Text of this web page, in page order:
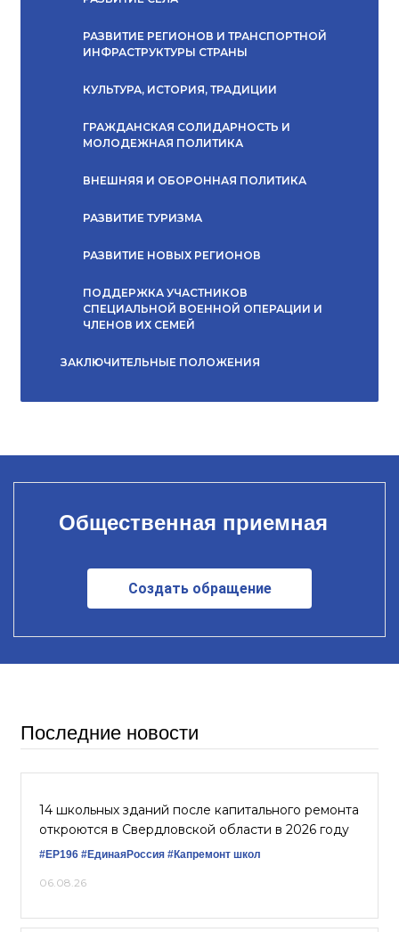
РАЗВИТИЕ РЕГИОНОВ И ТРАНСПОРТНОЙ
ИНФРАСТРУКТУРЫ СТРАНЫ
КУЛЬТУРА, ИСТОРИЯ, ТРАДИЦИИ
ГРАЖДАНСКАЯ СОЛИДАРНОСТЬ И
МОЛОДЕЖНАЯ ПОЛИТИКА
ВНЕШНЯЯ И ОБОРОННАЯ ПОЛИТИКА
РАЗВИТИЕ ТУРИЗМА
РАЗВИТИЕ НОВЫХ РЕГИОНОВ
ПОДДЕРЖКА УЧАСТНИКОВ
СПЕЦИАЛЬНОЙ ВОЕННОЙ ОПЕРАЦИИ И
ЧЛЕНОВ ИХ СЕМЕЙ
ЗАКЛЮЧИТЕЛЬНЫЕ ПОЛОЖЕНИЯ
Общественная приемная
Создать обращение
Последние новости
14 школьных зданий после капитального ремонта
откроются в Свердловской области в 2026 году
#ЕР196 #ЕдинаяРоссия #Капремонт школ
06.08.26